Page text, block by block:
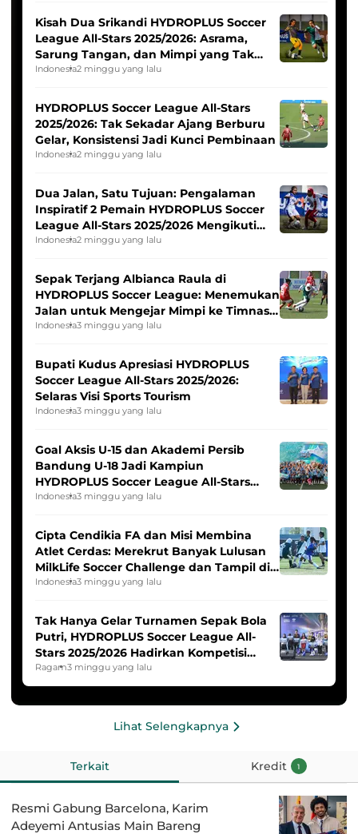
Kisah Dua Srikandi HYDROPLUS Soccer
League All-Stars 2025/2026: Asrama,
Sarung Tangan, dan Mimpi yang Tak
Pernah Padam
Indonesia2 minggu yang lalu
HYDROPLUS Soccer League All-Stars
2025/2026: Tak Sekadar Ajang Berburu
Gelar, Konsistensi Jadi Kunci Pembinaan
Indonesia2 minggu yang lalu
Dua Jalan, Satu Tujuan: Pengalaman
Inspiratif 2 Pemain HYDROPLUS Soccer
League All-Stars 2025/2026 Mengikuti
Seleksi Timnas Indonesia Putri
Indonesia2 minggu yang lalu
Sepak Terjang Albianca Raula di
HYDROPLUS Soccer League: Menemukan
Jalan untuk Mengejar Mimpi ke Timnas
Indonesia Putri
Indonesia3 minggu yang lalu
Bupati Kudus Apresiasi HYDROPLUS
Soccer League All-Stars 2025/2026:
Selaras Visi Sports Tourism
Indonesia3 minggu yang lalu
Goal Aksis U-15 dan Akademi Persib
Bandung U-18 Jadi Kampiun
HYDROPLUS Soccer League All-Stars
2025/2026
Indonesia3 minggu yang lalu
Cipta Cendikia FA dan Misi Membina
Atlet Cerdas: Merekrut Banyak Lulusan
MilkLife Soccer Challenge dan Tampil di
HYDROPLUS Soccer League
Indonesia3 minggu yang lalu
Tak Hanya Gelar Turnamen Sepak Bola
Putri, HYDROPLUS Soccer League All-
Stars 2025/2026 Hadirkan Kompetisi
Band dan Dance
Ragam3 minggu yang lalu
Lihat Selengkapnya
Terkait Kredit 1
Resmi Gabung Barcelona, Karim
Adeyemi Antusias Main Bareng